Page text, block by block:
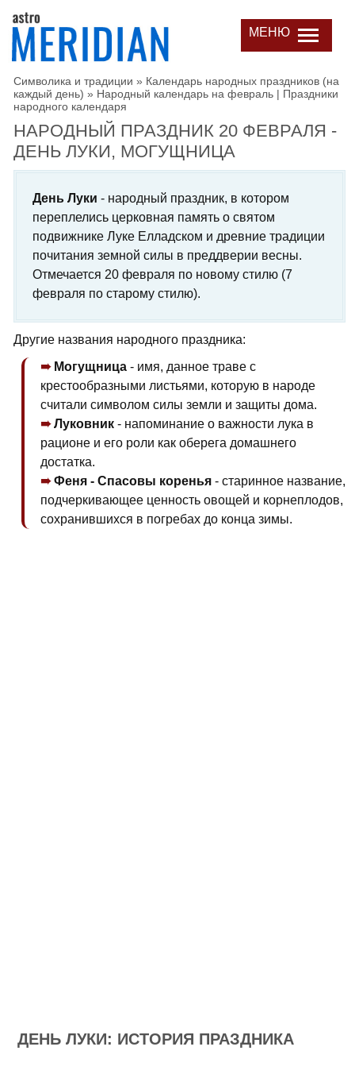
МЕНЮ
Символика и традиции » Календарь народных праздников (на
каждый день) » Народный календарь на февраль | Праздники
народного календаря
НАРОДНЫЙ ПРАЗДНИК 20 ФЕВРАЛЯ -
ДЕНЬ ЛУКИ, МОГУЩНИЦА
День Луки - народный праздник, в котором
переплелись церковная память о святом
подвижнике Луке Елладском и древние традиции
почитания земной силы в преддверии весны.
Отмечается 20 февраля по новому стилю (7
февраля по старому стилю).
Другие названия народного праздника:
Могущница - имя, данное траве с
крестообразными листьями, которую в народе
считали символом силы земли и защиты дома.
Луковник - напоминание о важности лука в
рационе и его роли как оберега домашнего
достатка.
Феня - Спасовы коренья - старинное название,
подчеркивающее ценность овощей и корнеплодов,
сохранившихся в погребах до конца зимы.
ДЕНЬ ЛУКИ: ИСТОРИЯ ПРАЗДНИКА